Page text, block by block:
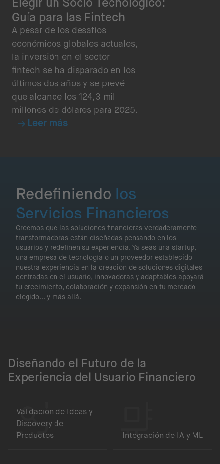
Guía para las Fintech
A pesar de los desafíos
económicos globales actuales,
la inversión en el sector
fintech se ha disparado en los
últimos dos años y se prevé
que alcance los 124,3 mil
millones de dólares para 2025.
Leer más
Redefiniendo los
Servicios Financieros
Creemos que las soluciones financieras verdaderamente
transformadoras están diseñadas pensando en los
usuarios y redefinen su experiencia. Ya seas una startup,
una empresa de tecnología o un proveedor establecido,
nuestra experiencia en la creación de soluciones digitales
centradas en el usuario, innovadoras y adaptables apoyará
tu crecimiento, colaboración y expansión en tu mercado
elegido... y más allá.
Diseñando el Futuro de la
Experiencia del Usuario Financiero
Validación de Ideas y
Discovery de
Productos
Integración de IA y ML